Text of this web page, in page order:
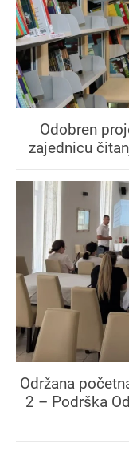
Odobren
zajednicu
Održana
2 – Podrška